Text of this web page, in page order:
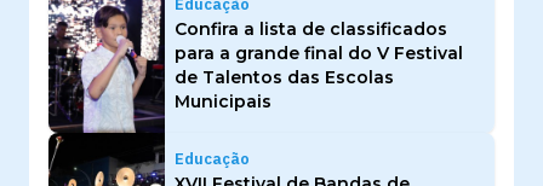
Educação
Confira a lista de classificados
para a grande final do V Festival
de Talentos das Escolas
Municipais
Educação